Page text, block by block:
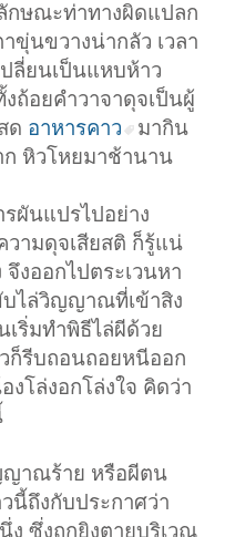
ษณะท่าทางผิดแปลก
ขุ่นขวางน่ากลัว เวลา
ปลี่ยนเป็นแหบห้าว
ถ้อยคำวาจาดุจเป็นผู้
ด อาหารคาว
มากิน
หิวโหยมาช้านาน
ผันแปรไปอย่าง
ามดุจเสียสติ ก็รู้แน่
งออกไปตระเวนหา
ไล่วิญญาณที่เข้าสิง
เริ่มทำพิธีไล่ผีด้วย
ก็รีบถอนถอยหนีออก
โล่งอกโล่งใจ คิดว่า
ญาณร้าย หรือผีตน
นี้ถึงกับประกาศว่า
ซึ่งถูกยิงตายบริเวณ